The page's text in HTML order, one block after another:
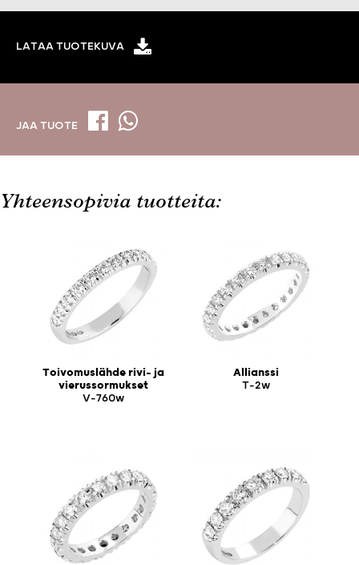
LATAA TUOTEKUVA
JAA TUOTE
Yhteensopivia tuotteita:
Toivomuslähde rivi- ja
vierussormukset
V-760w
Allianssi
T-2w